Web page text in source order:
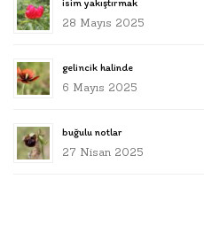
isim yakıştırmak
28 Mayıs 2025
gelincik halinde
6 Mayıs 2025
buğulu notlar
27 Nisan 2025